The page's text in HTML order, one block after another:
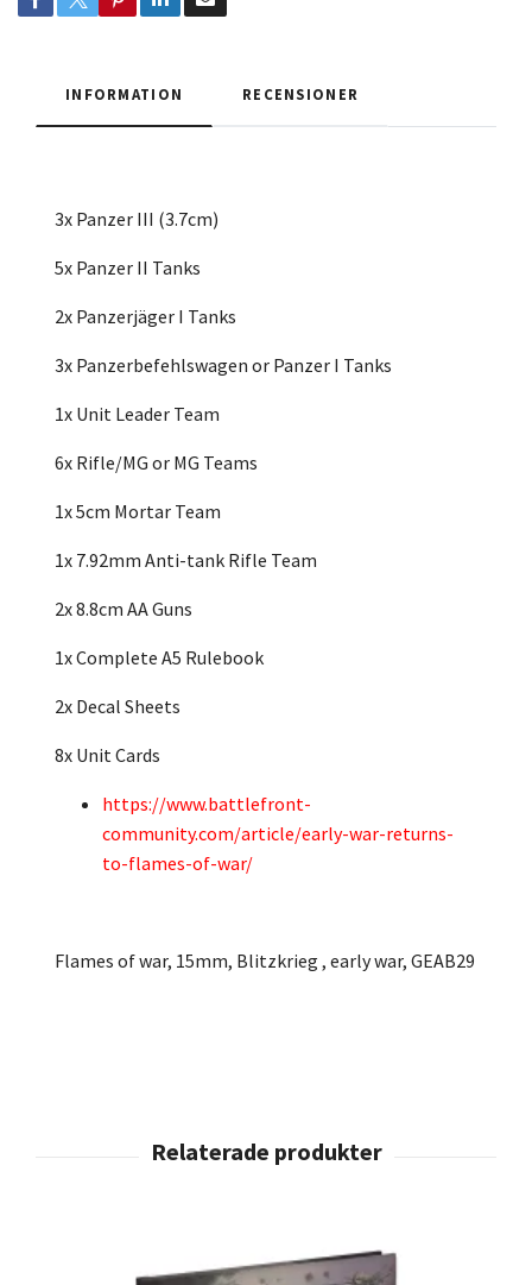
INFORMATION RECENSIONER
3x Panzer III (3.7cm)
5x Panzer II Tanks
2x Panzerjäger I Tanks
3x Panzerbefehlswagen or Panzer I Tanks
1x Unit Leader Team
6x Rifle/MG or MG Teams
1x 5cm Mortar Team
1x 7.92mm Anti-tank Rifle Team
2x 8.8cm AA Guns
1x Complete A5 Rulebook
2x Decal Sheets
8x Unit Cards
https://www.battlefront-
community.com/article/early-war-returns-
to-flames-of-war/
Flames of war, 15mm, Blitzkrieg , early war, GEAB29